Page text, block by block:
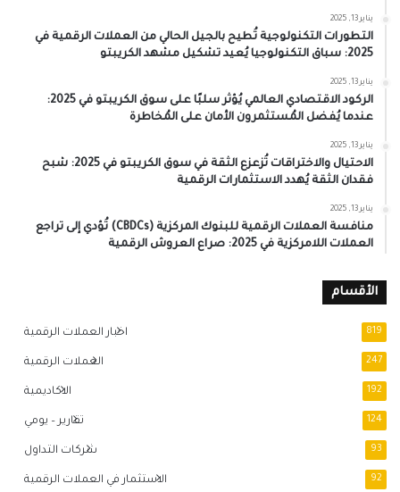
يناير 13, 2025
التطورات التكنولوجية تُطيح بالجيل الحالي من العملات الرقمية في
2025: سباق التكنولوجيا يُعيد تشكيل مشهد الكريبتو
يناير 13, 2025
الركود الاقتصادي العالمي يُؤثر سلبًا على سوق الكريبتو في 2025:
عندما يُفضل المُستثمرون الأمان على المُخاطرة
يناير 13, 2025
الاحتيال والاختراقات تُزعزع الثقة في سوق الكريبتو في 2025: شبح
فقدان الثقة يُهدد الاستثمارات الرقمية
يناير 13, 2025
منافسة العملات الرقمية للبنوك المركزية (CBDCs) تُؤدي إلى تراجع
العملات اللامركزية في 2025: صراع العروش الرقمية
الأقسام
اخبار العملات الرقمية 819
العملات الرقمية 247
الاكاديمية 192
تقارير – يومي 124
شركات التداول 93
الاستثمار في العملات الرقمية 92